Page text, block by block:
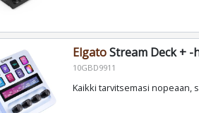
ElgatoStream Deck + -
10GBD9911
Kaikki tarvitsemasi nopeaan,